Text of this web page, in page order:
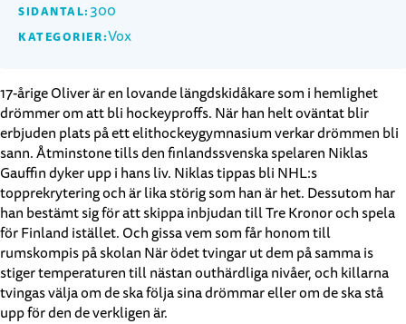
SIDANTAL:300
KATEGORIER:Vox
17-årige Oliver är en lovande längdskidåkare som i hemlighet
drömmer om att bli hockeyproffs. När han helt oväntat blir
erbjuden plats på ett elithockeygymnasium verkar drömmen bli
sann. Åtminstone tills den finlandssvenska spelaren Niklas
Gauffin dyker upp i hans liv. Niklas tippas bli NHL:s
topprekrytering och är lika störig som han är het. Dessutom har
han bestämt sig för att skippa inbjudan till Tre Kronor och spela
för Finland istället. Och gissa vem som får honom till
rumskompis på skolan När ödet tvingar ut dem på samma is
stiger temperaturen till nästan outhärdliga nivåer, och killarna
tvingas välja om de ska följa sina drömmar eller om de ska stå
upp för den de verkligen är.